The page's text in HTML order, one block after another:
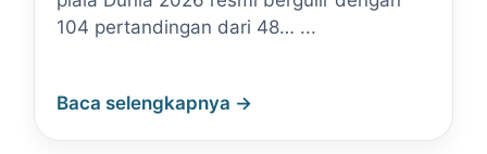
104 pertandingan dari 48… ...
Baca selengkapnya →